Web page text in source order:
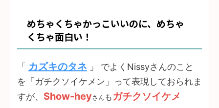
めちゃくちゃかっこいいのに、めちゃ
くちゃ面白い！
「 カズキのタネ 」 でよくNissyさんのこと
を「ガチクソイケメン」って表現しておられま
すが、 Show-heyさん も ガチクソイケメ